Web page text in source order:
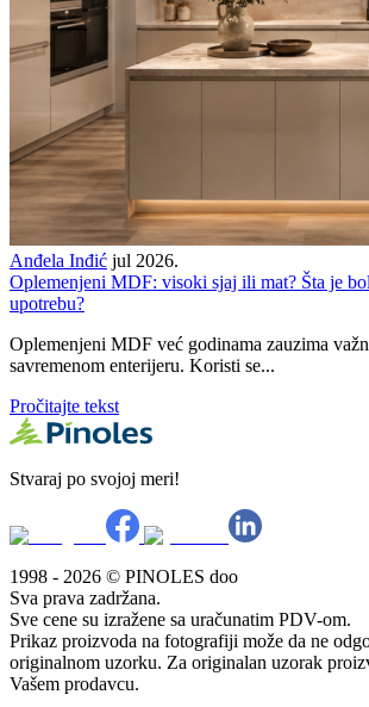
Anđela Inđić jul 2026.
Oplemenjeni MDF: visoki sjaj ili mat? Šta je
upotrebu?
Oplemenjeni MDF već godinama zauzima
savremenom enterijeru. Koristi se...
Pročitajte tekst
Stvaraj po svojoj meri!
1998 - 2026 © PINOLES doo
Sva prava zadržana.
Sve cene su izražene sa uračunatim PDV-om.
Prikaz proizvoda na fotografiji može da ne
originalnom uzorku. Za originalan uzorak
Vašem prodavcu.